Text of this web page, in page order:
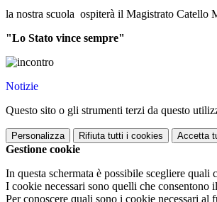
la nostra scuola ospiterà il Magistrato Catello
"Lo Stato vince sempre"
Notizie
Questo sito o gli strumenti terzi da questo
Personalizza Rifiuta tutti i cookies Accetta
Gestione cookie
In questa schermata è possibile scegliere quali
I cookie necessari sono quelli che
Per conoscere quali sono i cookie necessari al